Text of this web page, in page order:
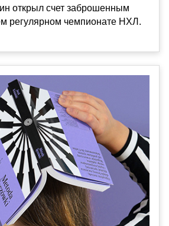
открыл счет заброшенным
регулярном чемпионате НХЛ.